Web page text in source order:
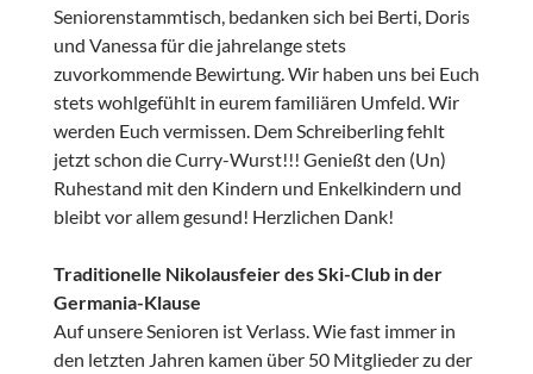
Seniorenstammtisch, bedanken sich bei Berti, Doris
und Vanessa für die jahrelange stets
zuvorkommende Bewirtung. Wir haben uns bei Euch
stets wohlgefühlt in eurem familiären Umfeld. Wir
werden Euch vermissen. Dem Schreiberling fehlt
jetzt schon die Curry-Wurst!!! Genießt den (Un)
Ruhestand mit den Kindern und Enkelkindern und
bleibt vor allem gesund! Herzlichen Dank!
Traditionelle Nikolausfeier des Ski-Club in der
Germania-Klause
Auf unsere Senioren ist Verlass. Wie fast immer in
den letzten Jahren kamen über 50 Mitglieder zu der